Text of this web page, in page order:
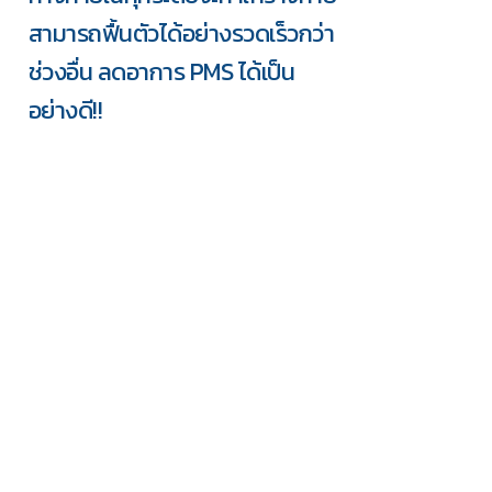
สามารถฟื้นตัวได้อย่างรวดเร็วกว่า
ช่วงอื่น ลดอาการ PMS ได้เป็น
อย่างดี!!